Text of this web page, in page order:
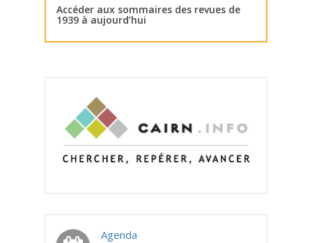
Accéder aux sommaires des revues de
1939 à aujourd’hui
Agenda